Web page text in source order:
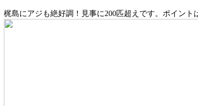
梶島にアジも絶好調！見事に200匹超えです。ポイント